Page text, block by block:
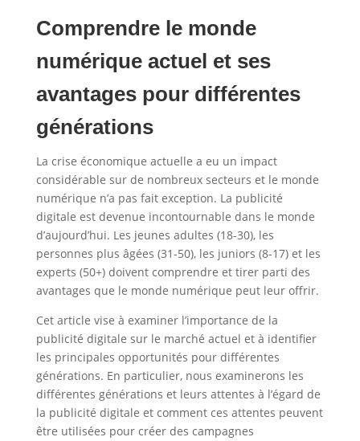
Comprendre le monde
numérique actuel et ses
avantages pour différentes
générations
La crise économique actuelle a eu un impact
considérable sur de nombreux secteurs et le monde
numérique n’a pas fait exception. La publicité
digitale est devenue incontournable dans le monde
d’aujourd’hui. Les jeunes adultes (18-30), les
personnes plus âgées (31-50), les juniors (8-17) et les
experts (50+) doivent comprendre et tirer parti des
avantages que le monde numérique peut leur offrir.
Cet article vise à examiner l’importance de la
publicité digitale sur le marché actuel et à identifier
les principales opportunités pour différentes
générations. En particulier, nous examinerons les
différentes générations et leurs attentes à l’égard de
la publicité digitale et comment ces attentes peuvent
être utilisées pour créer des campagnes